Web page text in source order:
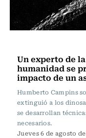
Un experto de
humanidad se
impacto de un
Humberto Campins
extinguió a los
se desarrollan
necesarios.
Jueves 6 de agosto